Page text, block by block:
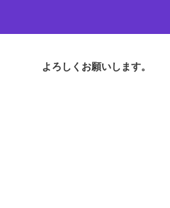
よろしくお願いします。